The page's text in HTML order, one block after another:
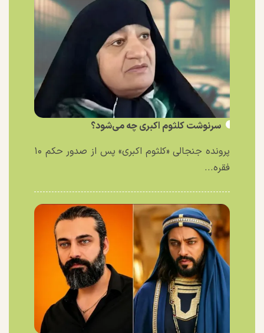
سرنوشت کلثوم اکبری چه می‌شود؟
پرونده جنجالی «کلثوم اکبری» پس از صدور حکم ۱۰
فقره...